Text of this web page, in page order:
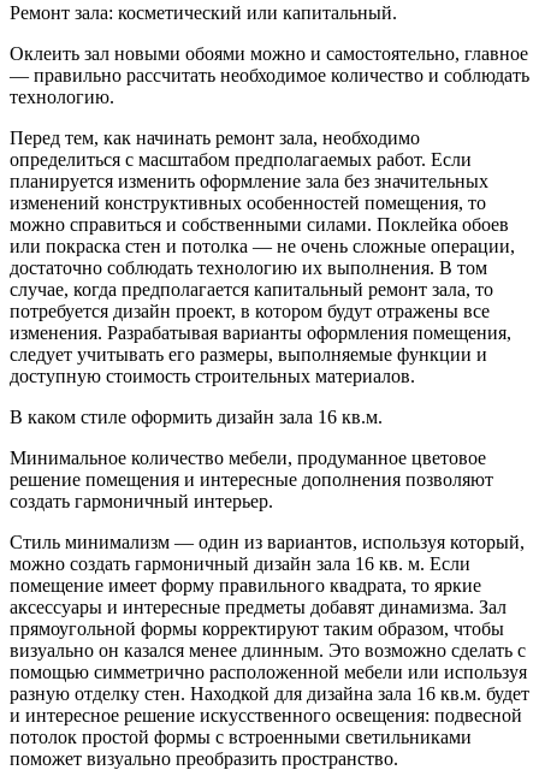
Ремонт зала: косметический или капитальный.
Оклеить зал новыми обоями можно и самостоятельно, главное
— правильно рассчитать необходимое количество и соблюдать
технологию.
Перед тем, как начинать ремонт зала, необходимо
определиться с масштабом предполагаемых работ. Если
планируется изменить оформление зала без значительных
изменений конструктивных особенностей помещения, то
можно справиться и собственными силами. Поклейка обоев
или покраска стен и потолка — не очень сложные операции,
достаточно соблюдать технологию их выполнения. В том
случае, когда предполагается капитальный ремонт зала, то
потребуется дизайн проект, в котором будут отражены все
изменения. Разрабатывая варианты оформления помещения,
следует учитывать его размеры, выполняемые функции и
доступную стоимость строительных материалов.
В каком стиле оформить дизайн зала 16 кв.м.
Минимальное количество мебели, продуманное цветовое
решение помещения и интересные дополнения позволяют
создать гармоничный интерьер.
Стиль минимализм — один из вариантов, используя который,
можно создать гармоничный дизайн зала 16 кв. м. Если
помещение имеет форму правильного квадрата, то яркие
аксессуары и интересные предметы добавят динамизма. Зал
прямоугольной формы корректируют таким образом, чтобы
визуально он казался менее длинным. Это возможно сделать с
помощью симметрично расположенной мебели или используя
разную отделку стен. Находкой для дизайна зала 16 кв.м. будет
и интересное решение искусственного освещения: подвесной
потолок простой формы с встроенными светильниками
поможет визуально преобразить пространство.